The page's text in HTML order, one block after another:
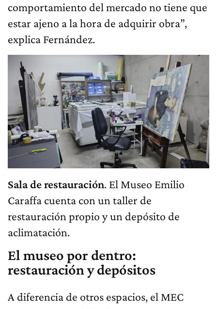
comportamiento del mercado no tiene que
estar ajeno a la hora de adquirir obra”,
explica Fernández.
Sala de restauración. El Museo Emilio
Caraffa cuenta con un taller de
restauración propio y un depósito de
aclimatación.
El museo por dentro:
restauración y depósitos
A diferencia de otros espacios, el MEC